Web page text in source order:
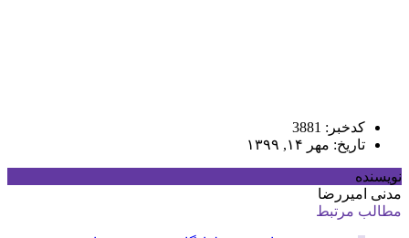
کدخبر: 3881
تاریخ: مهر ۱۴, ۱۳۹۹
نویسنده
مدنی امیررضا
مطالب مرتبط